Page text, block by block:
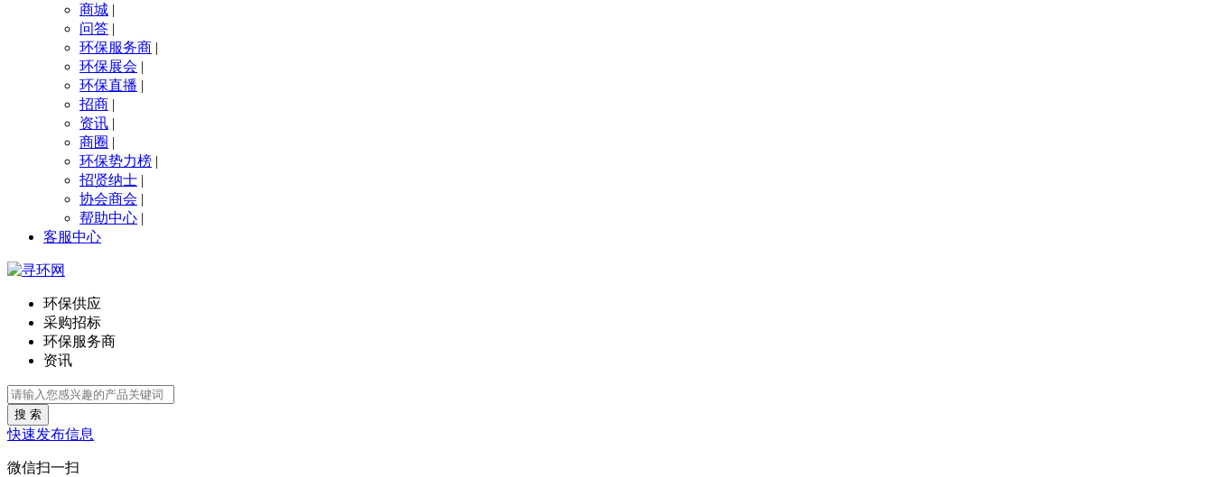
商城 |
问答 |
环保服务商 |
环保展会 |
环保直播 |
招商 |
资讯 |
商圈 |
环保势力榜 |
招贤纳士 |
协会商会 |
帮助中心 |
客服中心
环保供应
采购招标
环保服务商
资讯
搜 索
快速发布信息
微信扫一扫